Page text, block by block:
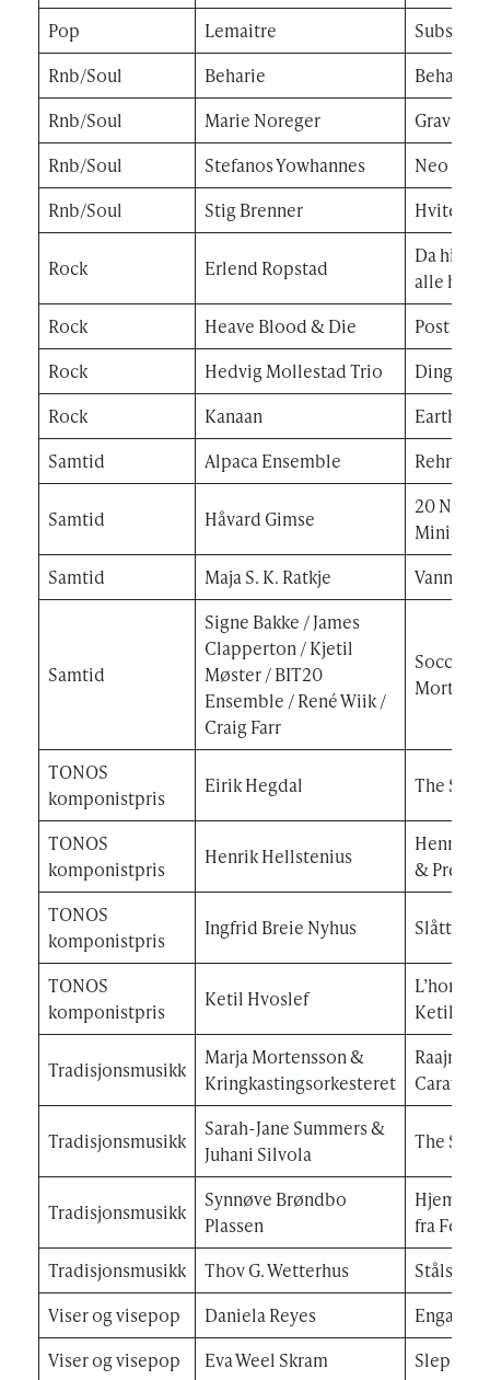
Pop
Lemaitre
Rnb/Soul
Beharie
Beharie
Rnb/Soul
Marie Noreger
Gravity
Rnb/Soul
Stefanos Yowhannes
Neo Noir
Rnb/Soul
Stig Brenner Hvite
Rock Erlend Ropstad
Da
alle
Rock
Heave Blood & Die
Post
Rock
Hedvig Mollestad Trio
Ding
Rock
Kanaan
Samtid
Alpaca Ensemble
Samtid Håvard Gimse
20
Samtid
Maja S. K. Ratkje
Samtid
Signe Bakke / James
Clapperton / Kjetil
Møster / BIT20
Ensemble / René Wiik /
Craig Farr
Morten
TONOS
komponistpris
Eirik Hegdal The Sky
TONOS
komponistpris
Henrik Hellstenius
Henrik
&
TONOS
komponistpris
Ingfrid Breie Nyhus
TONOS
komponistpris
Ketil Hvoslef
Ketil
Tradisjonsmusikk
Marja Mortensson &
Kringkastingsorkesteret
Raajroe
Caravan
Tradisjonsmusikk
Sarah-Jane Summers &
Juhani Silvola
The
Tradisjonsmusikk
Synnøve Brøndbo
Plassen
Hjemve
fra
Tradisjonsmusikk
Thov G. Wetterhus
Stålslått
Viser og visepop
Daniela Reyes
Viser og visepop
Eva Weel Skram Sleppe